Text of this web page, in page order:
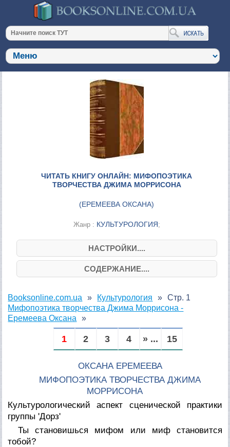
ЧИТАТЬ КНИГУ ОНЛАЙН: МИФОПОЭТИКА
ТВОРЧЕСТВА ДЖИМА МОРРИСОНА
(ЕРЕМЕЕВА ОКСАНА)
Жанр : КУЛЬТУРОЛОГИЯ;
НАСТРОЙКИ....
СОДЕРЖАНИЕ....
Booksonline.com.ua
Культурология
Мифопоэтика творчества Джима Моррисона -
Еремеева Оксана
Стр. 1
1 2 3 4 » ... 15
ОКСАНА ЕРЕМЕЕВА
МИФОПОЭТИКА ТВОРЧЕСТВА ДЖИМА
МОРРИСОНА
Культурологический аспект сценической практики
группы 'Дорз'
Ты становишься мифом или миф становится
тобой?